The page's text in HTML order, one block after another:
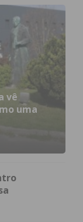
vê
uma